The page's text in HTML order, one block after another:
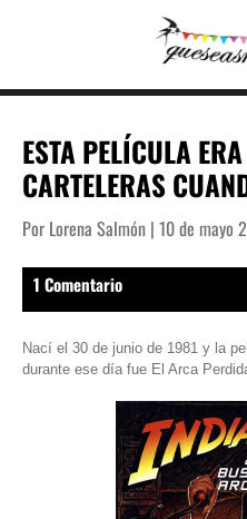
ESTA PELÍCULA
CARTELERAS
Por Lorena Salmón | 10 de mayo
1 Comentario
Nací el 30 de junio de 1981 y la
durante ese día fue El Arca